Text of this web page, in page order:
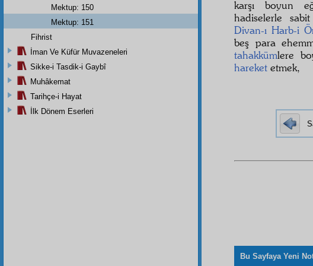
karşı boyun
hadiselerle
Divan-ı Harb-i
beş para
tahakkümlere
hareket etmek,
Bu Sayfaya Yeni
Mektup: 150
Mektup: 151
Fihrist
İman Ve Küfür Muvazeneleri
Sikke-i Tasdik-i Gaybî
Muhâkemat
Tarihçe-i Hayat
İlk Dönem Eserleri